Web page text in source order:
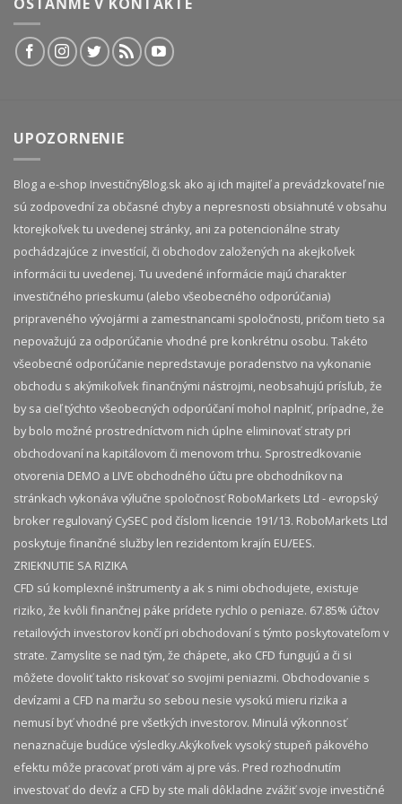
UPOZORNENIE
Blog a e-shop InvestičnýBlog.sk ako aj ich majiteľ a prevádzkovateľ nie
sú zodpovední za občasné chyby a nepresnosti obsiahnuté v obsahu
ktorejkoľvek tu uvedenej stránky, ani za potencionálne straty
pochádzajúce z investícií, či obchodov založených na akejkoľvek
informácii tu uvedenej. Tu uvedené informácie majú charakter
investičného prieskumu (alebo všeobecného odporúčania)
pripraveného vývojármi a zamestnancami spoločnosti, pričom tieto sa
nepovažujú za odporúčanie vhodné pre konkrétnu osobu. Takéto
všeobecné odporúčanie nepredstavuje poradenstvo na vykonanie
obchodu s akýmikoľvek finančnými nástrojmi, neobsahujú prísľub, že
by sa cieľ týchto všeobecných odporúčaní mohol naplniť, prípadne, že
by bolo možné prostredníctvom nich úplne eliminovať straty pri
obchodovaní na kapitálovom či menovom trhu. Sprostredkovanie
otvorenia DEMO a LIVE obchodného účtu pre obchodníkov na
stránkach vykonáva výlučne spoločnosť RoboMarkets Ltd - evropský
broker regulovaný CySEC pod číslom licencie 191/13. RoboMarkets Ltd
poskytuje finančné služby len rezidentom krajín EU/EES.
ZRIEKNUTIE SA RIZIKA
CFD sú komplexné inštrumenty a ak s nimi obchodujete, existuje
riziko, že kvôli finančnej páke prídete rychlo o peniaze. 67.85% účtov
retailových investorov končí pri obchodovaní s týmto poskytovateľom v
strate. Zamyslite se nad tým, že chápete, ako CFD fungujú a či si
môžete dovoliť takto riskovať so svojimi peniazmi. Obchodovanie s
devízami a CFD na maržu so sebou nesie vysokú mieru rizika a
nemusí byť vhodné pre všetkých investorov. Minulá výkonnosť
nenaznačuje budúce výsledky.​ Akýkoľvek vysoký stupeň pákového
efektu môže pracovať proti vám aj pre vás. Pred rozhodnutím
investovať do devíz a CFD by ste mali dôkladne zvážiť svoje investičné